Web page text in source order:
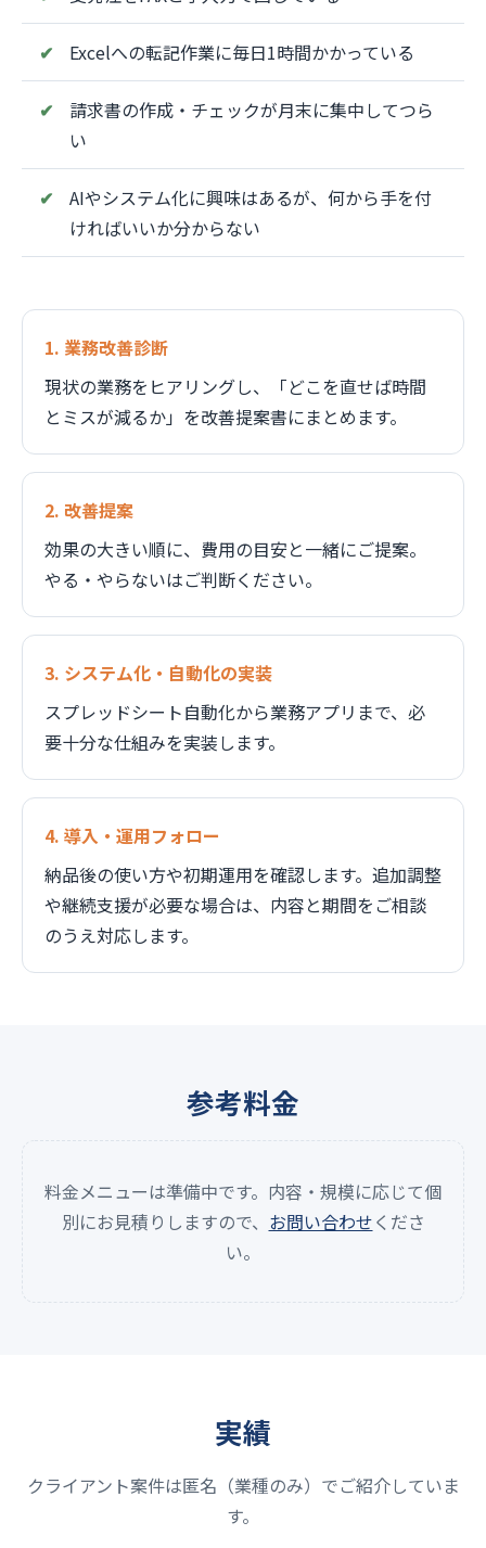
Excelへの転記作業に毎日1時間かかっている
請求書の作成・チェックが月末に集中してつら
い
AIやシステム化に興味はあるが、何から手を付
ければいいか分からない
1. 業務改善診断
現状の業務をヒアリングし、「どこを直せば時間
とミスが減るか」を改善提案書にまとめます。
2. 改善提案
効果の大きい順に、費用の目安と一緒にご提案。
やる・やらないはご判断ください。
3. システム化・自動化の実装
スプレッドシート自動化から業務アプリまで、必
要十分な仕組みを実装します。
4. 導入・運用フォロー
納品後の使い方や初期運用を確認します。追加調整
や継続支援が必要な場合は、内容と期間をご相談
のうえ対応します。
参考料金
料金メニューは準備中です。内容・規模に応じて個
別にお見積りしますので、 お問い合わせくださ
い。
実績
クライアント案件は匿名（業種のみ）でご紹介していま
す。